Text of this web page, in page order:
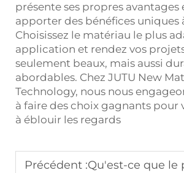
présente ses propres avantages
apporter des bénéfices uniques
Choisissez le matériau le plus
application et rendez vos
seulement beaux, mais aussi
abordables. Chez JUTU New
Technology, nous nous
à faire des choix gagnants pour
à éblouir les regards
Précédent :Qu'est-ce que le panneau en mousse PVC ? Un guide